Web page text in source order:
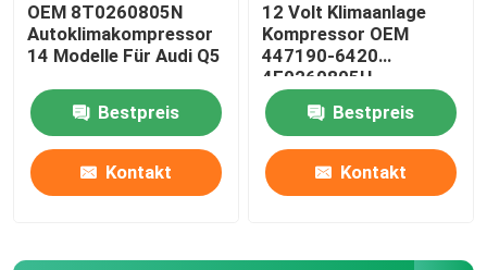
OEM 8T0260805N
Autoklimakompressor
14 Modelle Für Audi Q5
Bestpreis
Kontakt
12 Volt Klimaanlage
Kompressor OEM
447190-6420
4F0260805H
4F0260805AF Für ein
Audi A6 20Bestpreis
Kontakt